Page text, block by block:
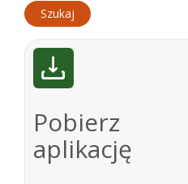
Pobierz
aplikację